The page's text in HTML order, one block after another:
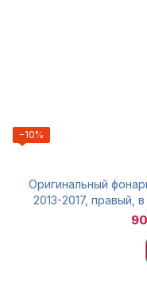
−10%
Оригинальный
2013-2017, правый,